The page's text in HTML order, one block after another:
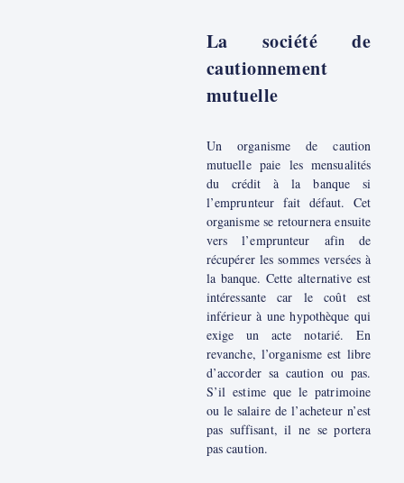
La société de
cautionnement
mutuelle
Un organisme de caution
mutuelle paie les mensualités
du crédit à la banque si
l’emprunteur fait défaut. Cet
organisme se retournera ensuite
vers l’emprunteur afin de
récupérer les sommes versées à
la banque. Cette alternative est
intéressante car le coût est
inférieur à une hypothèque qui
exige un acte notarié. En
revanche, l’organisme est libre
d’accorder sa caution ou pas.
S’il estime que le patrimoine
ou le salaire de l’acheteur n’est
pas suffisant, il ne se portera
pas caution.